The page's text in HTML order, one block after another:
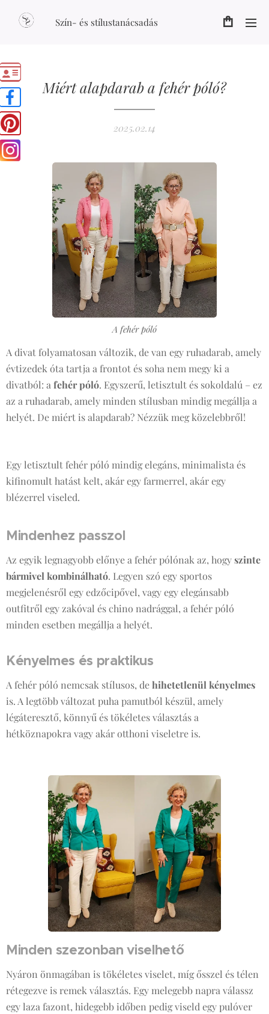
Szín- és stílustanácsadás
Miért alapdarab a fehér póló?
2025.02.14
A fehér póló
A divat folyamatosan változik, de van egy ruhadarab, amely
évtizedek óta tartja a frontot és soha nem megy ki a
divatból: a fehér póló. Egyszerű, letisztult és sokoldalú – ez
az a ruhadarab, amely minden stílusban mindig megállja a
helyét. De miért is alapdarab? Nézzük meg közelebbről!
Egy letisztult fehér póló mindig elegáns, minimalista és
kifinomult hatást kelt, akár egy farmerrel, akár egy
blézerrel viseled.
Mindenhez passzol
Az egyik legnagyobb előnye a fehér pólónak az, hogyszinte
bármivel kombinálható. Legyen szó egy sportos
megjelenésről egy edzőcipővel, vagy egy elegánsabb
outfitről egy zakóval és chino nadrággal, a fehér póló
minden esetben megállja a helyét.
Kényelmes és praktikus
A fehér póló nemcsak stílusos, dehihetetlenül kényelmes
is. A legtöbb változat puha pamutból készül, amely
légáteresztő, könnyű és tökéletes választás a
hétköznapokra vagy akár otthoni viseletre is.
Minden szezonban viselhető
Nyáron önmagában is tökéletes viselet, míg ősszel és télen
rétegezve is remek választás. Egy melegebb napra válassz
egy laza fazont, hidegebb időben pedig viseld egy pulóver